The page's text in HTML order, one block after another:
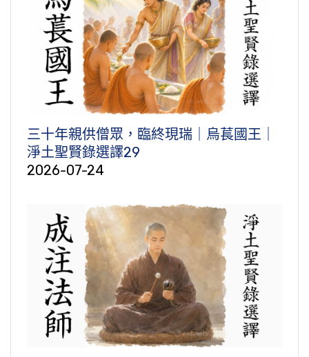
三十年親供僧眾，臨終現瑞｜烏萇國王｜
淨土聖賢錄選譯29
2026-07-24